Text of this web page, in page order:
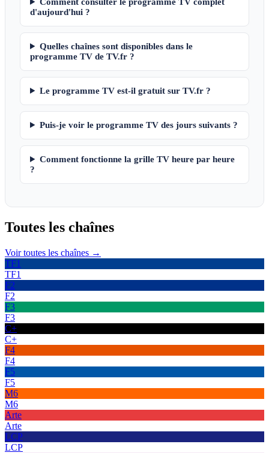
d'aujourd'hui ?
Quelles chaînes sont disponibles dans le
programme TV de TV.fr ?
Le programme TV est-il gratuit sur TV.fr ?
Puis-je voir le programme TV des jours suivants ?
Comment fonctionne la grille TV heure par heure
?
Toutes les chaînes
Voir toutes les chaînes →
TF1
TF1
F2
F2
F3
F3
C+
C+
F4
F4
F5
F5
M6
M6
Arte
Arte
LCP
LCP